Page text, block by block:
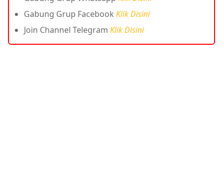
Gabung Grup Facebook Klik Disini
Join Channel Telegram Klik Disini